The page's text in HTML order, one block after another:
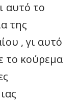
αυτό το
της
, γι αυτό
το κούρεμα